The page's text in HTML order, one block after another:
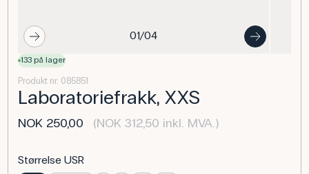
01/04
133 på lager
Produkt nr. 085851
Laboratoriefrakk, XXS
NOK 250,00 (NOK 312,50 inkl. MVA.)
Størrelse USR